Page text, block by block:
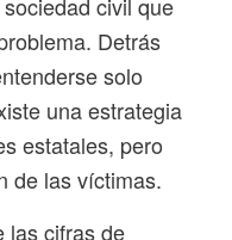
Detrás
solo
una estrategia
estatales, pero
de las víctimas.
las cifras de